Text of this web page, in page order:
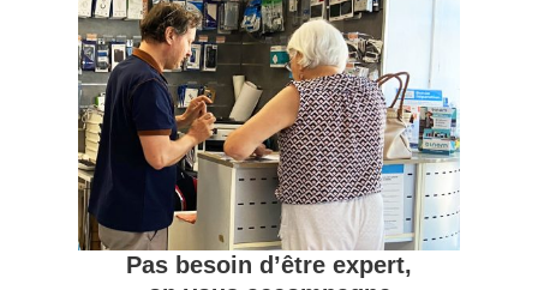
Pas besoin d’être expert,